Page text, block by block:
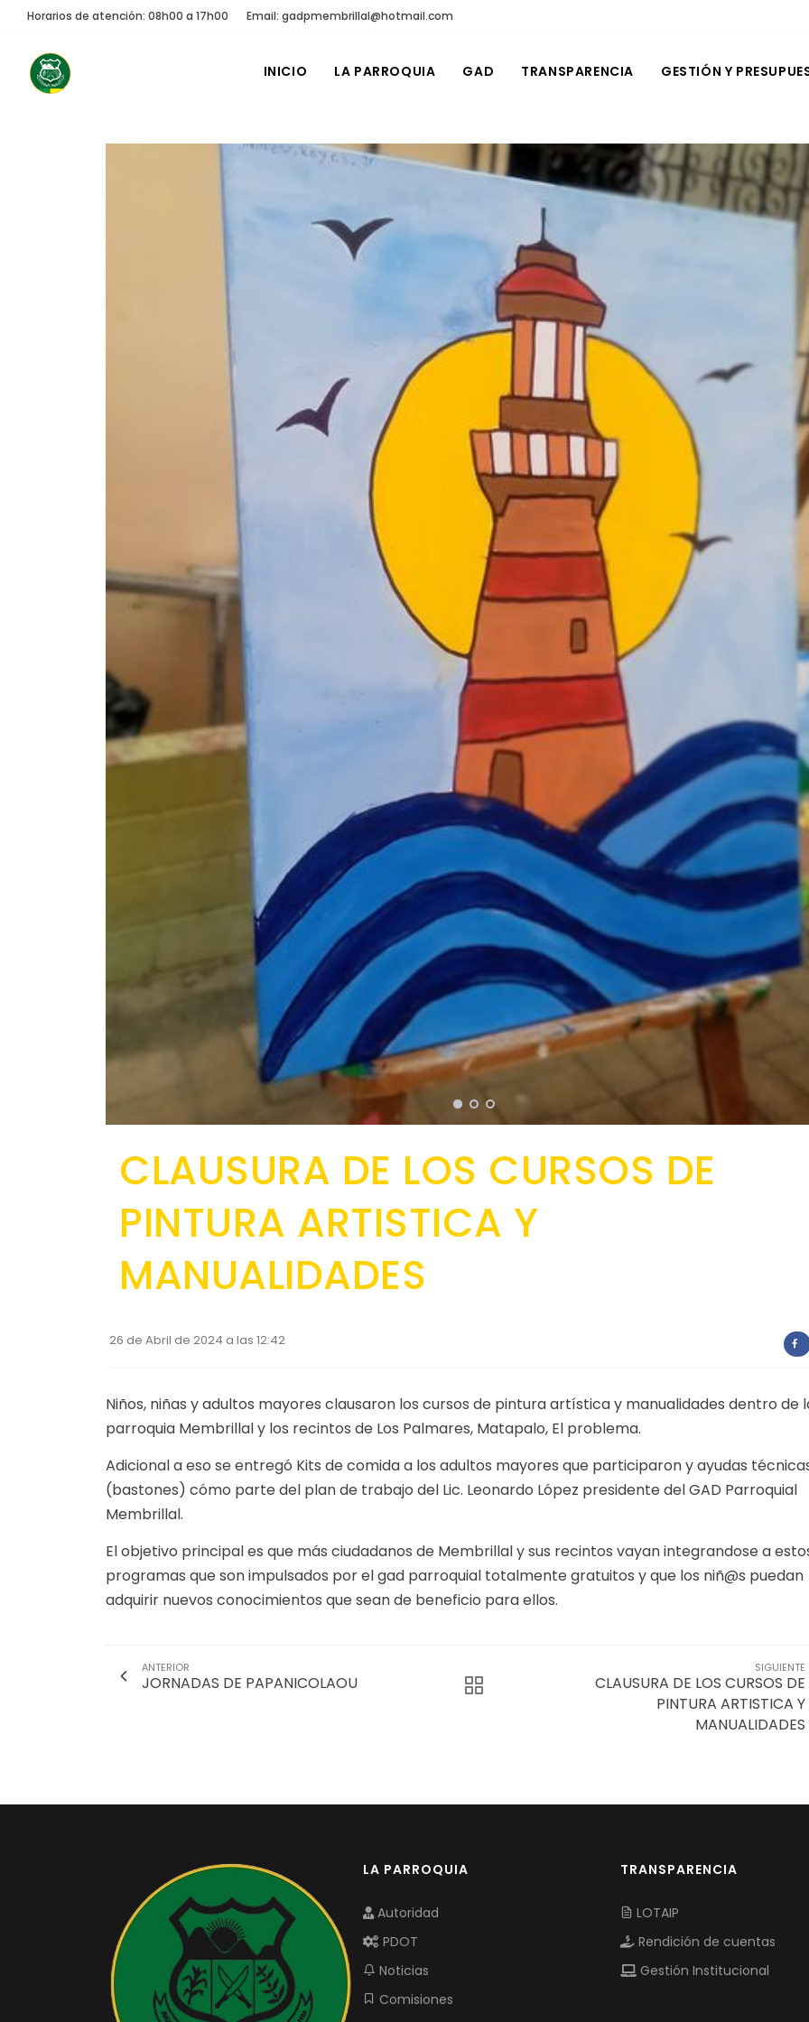
Horarios de atención: 08h00 a 17h00 Email: gadpmembrillal@hotmail.com
INICIO LA PARROQUIA GAD TRANSPARENCIA GESTIÓN Y
CLAUSURA DE LOS CURSOS DE
PINTURA ARTISTICA Y
MANUALIDADES
26 de Abril de 2024 a las 12:42
Niños, niñas y adultos mayores clausaron los cursos de pintura artística y manualidades dentro de
parroquia Membrillal y los recintos de Los Palmares, Matapalo, El problema.
Adicional a eso se entregó Kits de comida a los adultos mayores que participaron y ayudas
(bastones) cómo parte del plan de trabajo del Lic. Leonardo López presidente del GAD Parroquial
Membrillal.
El objetivo principal es que más ciudadanos de Membrillal y sus recintos vayan integrandose a
programas que son impulsados por el gad parroquial totalmente gratuitos y que los niñ@s puedan
adquirir nuevos conocimientos que sean de beneficio para ellos.
ANTERIOR
JORNADAS DE PAPANICOLAOU
SIGUIENTE
CLAUSURA DE LOS CURSOS DE
PINTURA ARTISTICA Y
MANUALIDADES
LA PARROQUIA
Autoridad
PDOT
Noticias
Comisiones
TRANSPARENCIA
LOTAIP
Rendición de cuentas
Gestión Institucional